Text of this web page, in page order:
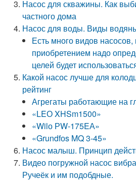
Насос для скважины. Как
частного дома
Насос для воды. Виды
Есть много видов
приобретением надо
целей будет
Какой насос лучше для
рейтинг
Агрегаты работающие на
«LEО XHSm1500»
«Wilо РW-175EА»
«Grundfоs MQ 3-45»
Насос малыш. Принцип
Видео погружной насос
Ручеёк и им подобдные.